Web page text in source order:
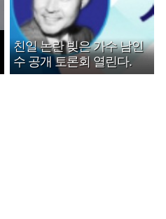
친일 논란 빚은 가수 남인
수 공개 토론회 열린다.